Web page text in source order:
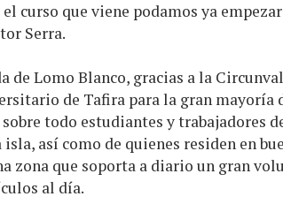
curso que viene podamos ya
Serra.
de Lomo Blanco, gracias a la
de Tafira para la gran mayoría
todo estudiantes y trabajadores
así como de quienes residen en
zona que soporta a diario un gran
al día.